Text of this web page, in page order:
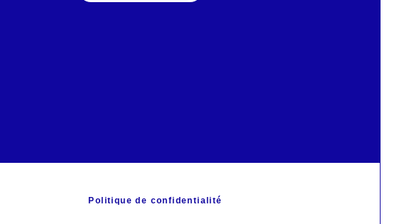
Politique de confidentialité